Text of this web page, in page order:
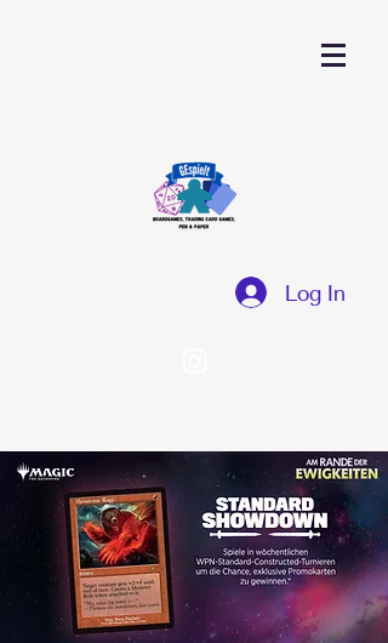
Log In